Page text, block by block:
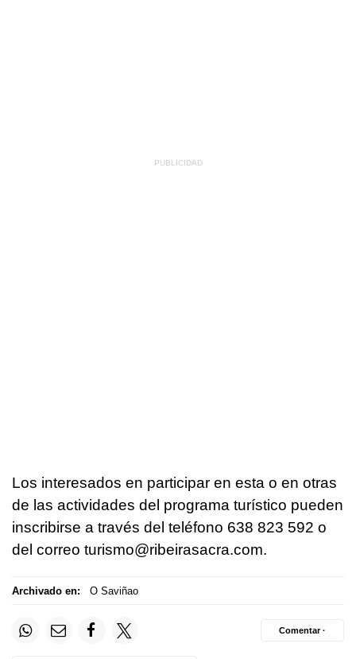
Los interesados en participar en esta o en otras
de las actividades del programa turístico pueden
inscribirse a través del teléfono 638 823 592 o
del correo turismo@ribeirasacra.com.
Archivado en: O Saviñao
Comentar ·